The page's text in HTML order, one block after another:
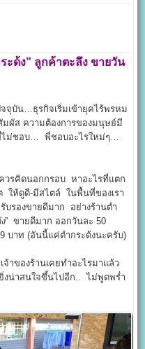
ะด้ง” ลูกค้าตะลึง ขายวัน
จุบัน…ธุรกิจเริ่มเข้ายุคไร้พรหม
มผัส ความต้องการของมนุษย์มี
ม่ชอบ… พี่ชอบอะไรใหม่ๆ…
รคิดนอกกรอบ หาอะไรที่แตก
ให้ดูดี-มีสไตล์ ในพื้นที่ของเรา
บรองขายดีมาก อย่างร้านตำ
” ขายดีมาก ออกวันละ 50
บาท (อันนี้แค่ตำกระด้งนะครับ)
ของร้านเคยทำอะไรมาแล้ว
งน่าสนใจขึ้นไปอีก.. ไม่พูดพร่ำ